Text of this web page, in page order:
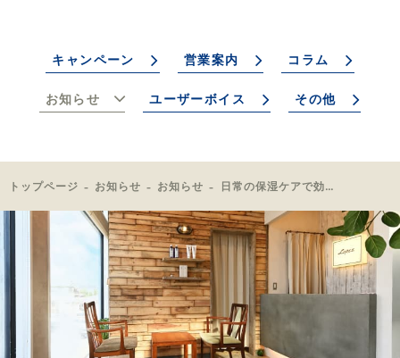
キャンペーン 営業案内 コラム
お知らせ ユーザーボイス その他
トップページ お知らせ お知らせ 日常の保湿ケアで効果的な脱毛を！